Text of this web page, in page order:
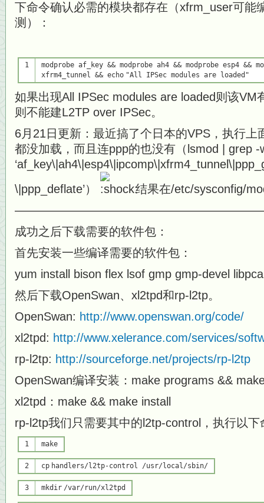
下命令确认必需的模块都存在（xfrm_user可能
测）：
1
modprobe af_key && modprobe ah4 && modprobe esp4 &&
xfrm4_tunnel && echo "All IPSec modules are loaded"
如果出现All IPSec modules are loaded则该VM
则不能建L2TP over IPSec。
6月21日更新：最近搞了个日本的VPS，执行上
都没加载，而且连ppp的也没有（lsmod | grep -
\|ppp_deflate’）
结果在/etc/sysconfig/
成功之后下载需要的软件包：
首先安装一些编译需要的软件包：
yum install bison flex lsof gmp gmp-devel
然后下载OpenSwan、xl2tpd和rp-l2tp。
OpenSwan: http://www.openswan.org/code/
xl2tpd: http://www.xelerance.com/services/
rp-l2tp: http://sourceforge.net/projects/rp-l2tp
OpenSwan编译安装：make programs &&
xl2tpd：make && make install
rp-l2tp我们只需要其中的l2tp-control，执行以下
1 make
2 cp handlers/l2tp-control /usr/local/sbin/
3 mkdir /var/run/xl2tpd